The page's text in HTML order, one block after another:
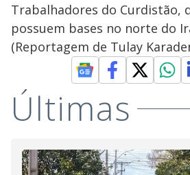
Trabalhadores do Curdistão,
possuem bases no norte do
(Reportagem de Tulay
Últimas